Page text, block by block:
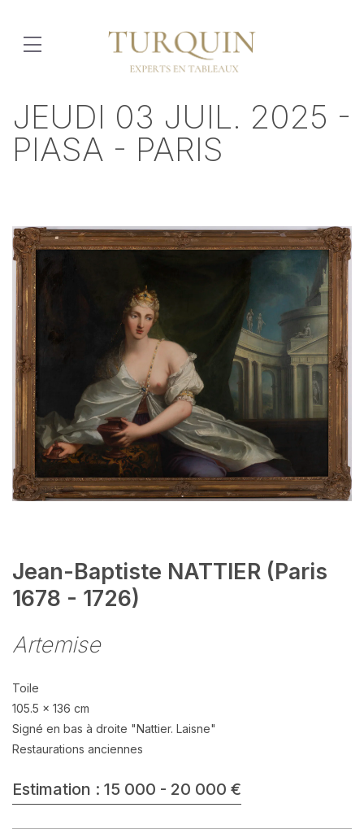
JEUDI 03 JUIL. 2025 -
PIASA - PARIS
Jean-Baptiste NATTIER (Paris
1678 - 1726)
Artemise
Toile
105.5 x 136 cm
Signé en bas à droite "Nattier. Laisne"
Restaurations anciennes
Estimation : 15 000 - 20 000 €